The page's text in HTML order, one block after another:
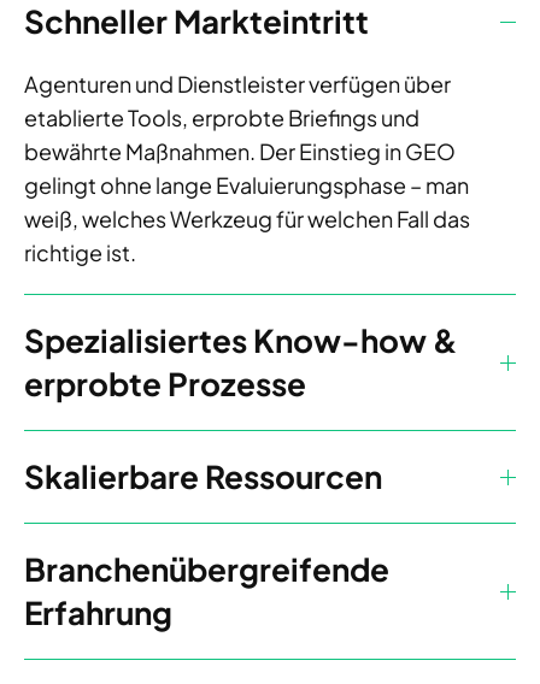
Schneller Markteintritt
Agenturen und Dienstleister verfügen über
etablierte Tools, erprobte Briefings und
bewährte Maßnahmen. Der Einstieg in GEO
gelingt ohne lange Evaluierungsphase – man
weiß, welches Werkzeug für welchen Fall das
richtige ist.
Spezialisiertes Know-how &
erprobte Prozesse
Skalierbare Ressourcen
Branchenübergreifende
Erfahrung